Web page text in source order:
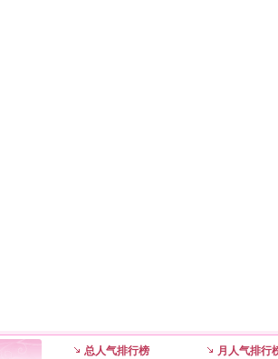
总人气排行榜 月人气排行